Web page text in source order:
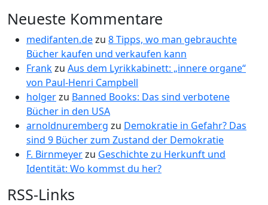
Neueste Kommentare
medifanten.dezu 8 Tipps, wo man gebrauchte
Bücher kaufen und verkaufen kann
Frankzu Aus dem Lyrikkabinett: „innere organe“
von Paul-Henri Campbell
holgerzu Banned Books: Das sind verbotene
Bücher in den USA
arnoldnuremberg zu Demokratie in Gefahr? Das
sind 9 Bücher zum Zustand der Demokratie
F. Birnmeyerzu Geschichte zu Herkunft und
Identität: Wo kommst du her?
RSS-Links